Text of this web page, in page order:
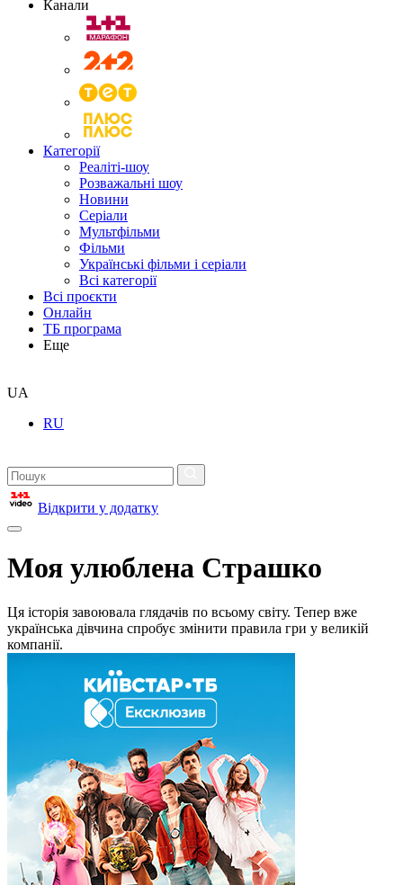
Канали
Категорії
Реаліті-шоу
Розважальні шоу
Новини
Серіали
Мультфільми
Фільми
Українські фільми і серіали
Всі категорії
Всі проєкти
Онлайн
ТБ програма
Еще
UA
RU
Відкрити у додатку
Моя улюблена Страшко
Ця історія завоювала глядачів по всьому світу. Тепер вже
українська дівчина спробує змінити правила гри у великій
компанії.